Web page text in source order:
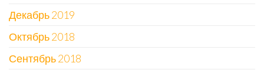
Декабрь 2019
Октябрь 2018
Сентябрь 2018